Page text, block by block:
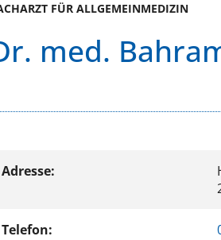
FÜR ALLGEMEINMEDIZIN
med.
Adresse:
Telefon: